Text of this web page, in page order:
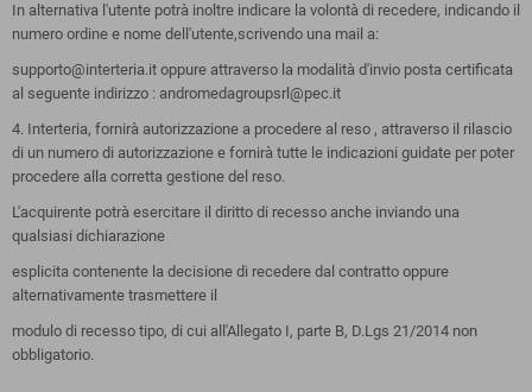
In alternativa l'utente potrà inoltre indicare la volontà di recedere, indicando il
numero ordine e nome dell'utente,scrivendo una mail a:
supporto@interteria.it oppure attraverso la modalità d'invio posta certificata
al seguente indirizzo : andromedagroupsrl@pec.it
4. Interteria, fornirà autorizzazione a procedere al reso , attraverso il rilascio
di un numero di autorizzazione e fornirà tutte le indicazioni guidate per poter
procedere alla corretta gestione del reso.
L'acquirente potrà esercitare il diritto di recesso anche inviando una
qualsiasi dichiarazione
esplicita contenente la decisione di recedere dal contratto oppure
alternativamente trasmettere il
modulo di recesso tipo, di cui all'Allegato I, parte B, D.Lgs 21/2014 non
obbligatorio.